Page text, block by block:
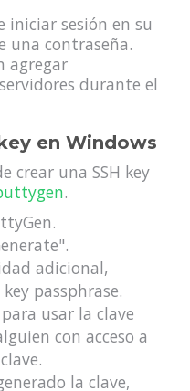
iniciar sesión en su
una contraseña.
agregar
durante el
en Windows
crear una SSH key
.
adicional,
passphrase.
usar la clave
con acceso a
la clave,